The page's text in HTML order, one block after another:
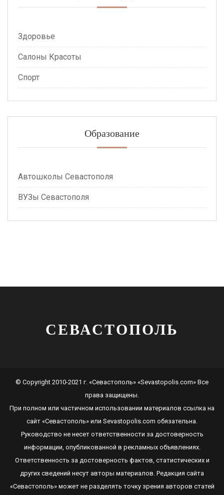
Здоровье
Салоны Красоты
Спорт
Образование
Автошколы Севастополя
ВУЗы Севастополя
СЕВАСТОПОЛЬ
© Copyright 2010-2021 г. «Севастополь» «Sevastopolis.com» Все
права защищены.
При полном или частичном использовании материалов ссылка на
сайт «Севастополь» или Sevastopolis.com обязательна.
Руководство не несет ответственности за достоверность
информации, опубликованной в рекламных объявлениях.
Ответственность за достоверность фактов, статистических и
других сведений несут авторы материалов. Редакция сайта
«Севастополь»может не разделять точку зрения авторов статей